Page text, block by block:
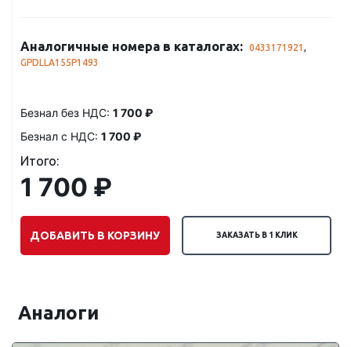
Аналогичные номера в каталогах: 0433171921 ,
GPDLLA155P1493
Безнал без НДС: 1 700 ₽
Безнал с НДС: 1 700 ₽
Итого:
1 700 ₽
ДОБАВИТЬ В КОРЗИНУ ЗАКАЗАТЬ В 1 КЛИК
Аналоги